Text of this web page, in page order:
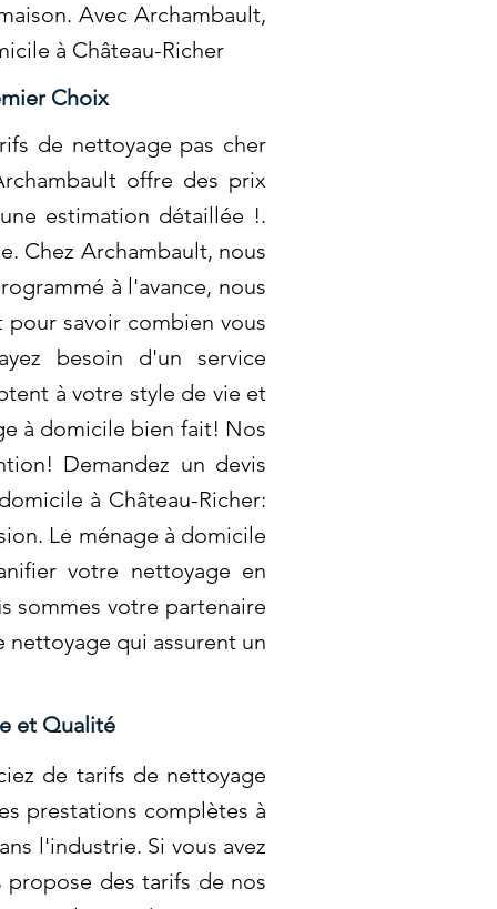
Avec Archambault,
à Château-Richer
Choix
de nettoyage pas cher
offre des prix
estimation détaillée !.
Chez Archambault, nous
à l'avance, nous
savoir combien vous
besoin d'un service
à votre style de vie et
à domicile bien fait! Nos
Demandez un devis
à Château-Richer:
Le ménage à domicile
votre nettoyage en
sommes votre partenaire
qui assurent un
et Qualité
de tarifs de nettoyage
prestations complètes à
l'industrie. Si vous avez
propose des tarifs de nos